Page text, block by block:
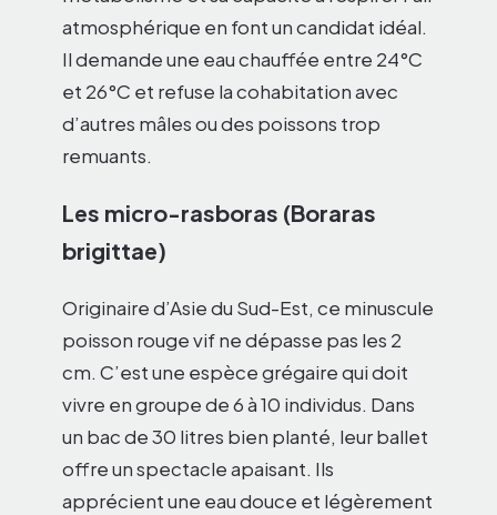
atmosphérique en font un candidat idéal.
Il demande une eau chauffée entre 24°C
et 26°C et refuse la cohabitation avec
d’autres mâles ou des poissons trop
remuants.
Les micro-rasboras (Boraras
brigittae)
Originaire d’Asie du Sud-Est, ce minuscule
poisson rouge vif ne dépasse pas les 2
cm. C’est une espèce grégaire qui doit
vivre en groupe de 6 à 10 individus. Dans
un bac de 30 litres bien planté, leur ballet
offre un spectacle apaisant. Ils
apprécient une eau douce et légèrement